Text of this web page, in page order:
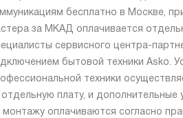
бесплатно в Москве,
за МКАД оплачивается
сервисного центра-
бытовой техники Asko.
техники
отдельную плату, и дополнительные
монтажу оплачиваются согласно